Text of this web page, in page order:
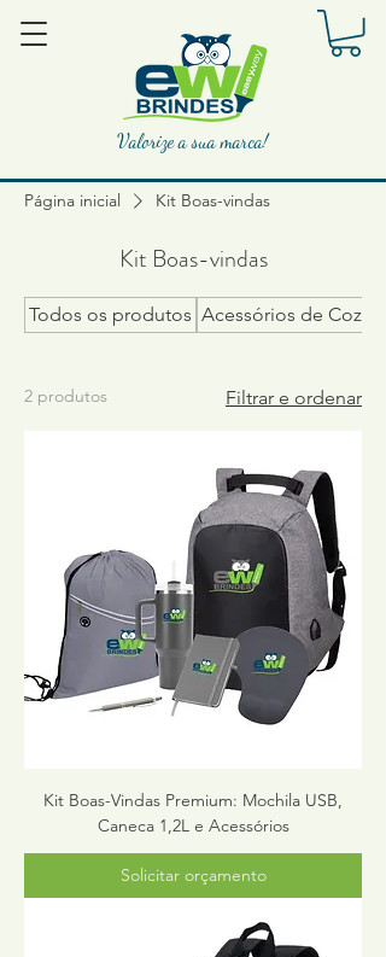
Valorize a sua marca!
Página inicial Kit Boas-vindas
Kit Boas-vindas
Todos os produtos Acessórios de Cozinha
2 produtos Filtrar e ordenar
Kit Boas-Vindas Premium: Mochila USB,
Caneca 1,2L e Acessórios
Solicitar orçamento